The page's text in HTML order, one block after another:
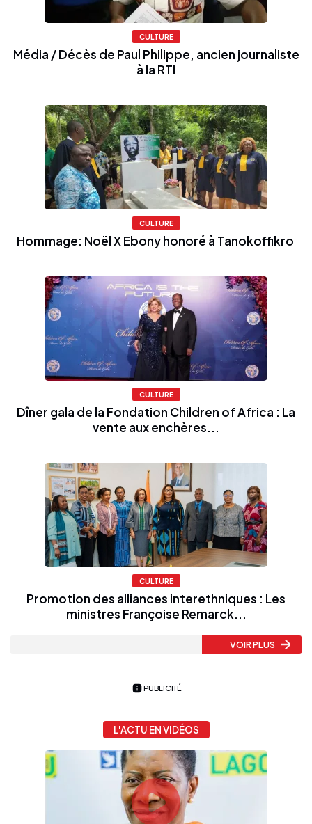
CULTURE
Média / Décès de Paul Philippe, ancien journaliste
à la RTI
CULTURE
Hommage: Noël X Ebony honoré à Tanokoffikro
CULTURE
Dîner gala de la Fondation Children of Africa : La
vente aux enchères...
CULTURE
Promotion des alliances interethniques : Les
ministres Françoise Remarck...
VOIR PLUS
PUBLICITÉ
L'ACTU EN VIDÉOS